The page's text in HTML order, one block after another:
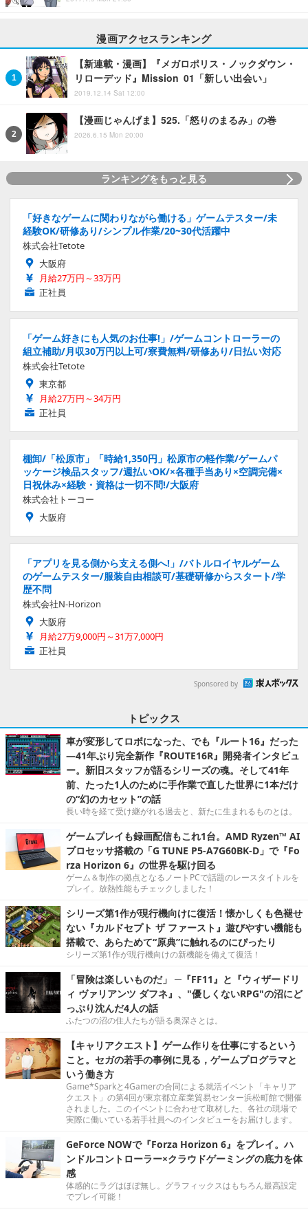
漫画アクセスランキング
【新連載・漫画】『メガロポリス・ノックダウン・
リローデッド』Mission 01「新しい出会い」
2019.12.14 Sat 12:00
【漫画じゃんげま】525.「怒りのまるみ」の巻
2026.6.15 Mon 20:00
ランキングをもっと見る
「好きなゲームに関わりながら働ける」ゲームテスター/未
経験OK/研修あり/シンプル作業/20~30代活躍中
株式会社Tetote
大阪府
月給27万円～33万円
正社員
「ゲーム好きにも人気のお仕事!」/ゲームコントローラーの
組立補助/月収30万円以上可/寮費無料/研修あり/日払い対応
株式会社Tetote
東京都
月給27万円～34万円
正社員
棚卸/「松原市」「時給1,350円」松原市の軽作業/ゲームパ
ッケージ検品スタッフ/週払いOK/×各種手当あり×空調完備×
日祝休み×経験・資格は一切不問!/大阪府
株式会社トーコー
大阪府
「アプリを見る側から支える側へ!」/バトルロイヤルゲーム
のゲームテスター/服装自由相談可/基礎研修からスタート/学
歴不問
株式会社N-Horizon
大阪府
月給27万9,000円～31万7,000円
正社員
Sponsored by
トピックス
車が変形してロボになった、でも『ルート16』だった
―41年ぶり完全新作『ROUTE16R』開発者インタビュ
ー。新旧スタッフが語るシリーズの魂。そして41年
前、たった1人のために手作業で直した世界に1本だけ
の“幻のカセット”の話
長い時を経て受け継がれる過去と、新たに生まれるものとは。
ゲームプレイも録画配信もこれ1台。AMD Ryzen™ AI
プロセッサ搭載の「G TUNE P5-A7G60BK-D」で『Fo
rza Horizon 6』の世界を駆け回る
ゲーム＆制作の拠点となるノートPCで話題のレースタイトルを
プレイ。放熱性能もチェックしました！
シリーズ第1作が現行機向けに復活！懐かしくも色褪せ
ない『カルドセプト ザ ファースト』遊びやすい機能も
搭載で、あらためて“原典”に触れるのにぴったり
シリーズ第1作が現行機向けの新機能を備えて復活！
「冒険は楽しいものだ」 ─『FF11』と『ウィザードリ
ィ ヴァリアンツ ダフネ』、"優しくないRPG"の沼にど
っぷり沈んだ4人の話
ふたつの沼の住人たちが語る奥深さとは。
【キャリアクエスト】ゲーム作りを仕事にするという
こと。セガの若手の事例に見る，ゲームプログラマと
いう働き方
Game*Sparkと4Gamerの合同による就活イベント「キャリア
クエスト」の第4回が東京都立産業貿易センター浜松町館で開催
されました。このイベントに合わせて取材した、各社の現場で
実際に働いている若手社員へのインタビューをお届けします。
GeForce NOWで『Forza Horizon 6』をプレイ。ハ
ンドルコントローラー×クラウドゲーミングの底力を体
感
体感的にラグはほぼ無し。グラフィックスはもちろん最高設定
でプレイ可能！